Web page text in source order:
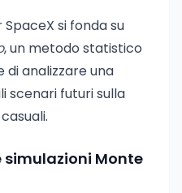
si fonda su
, un metodo statistico
analizzare una
scenari futuri sulla
simulazioni Monte